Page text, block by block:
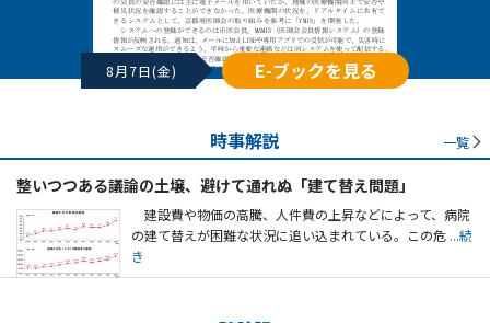
8月7日(金) E-ブックを見る
時事解説 一覧
整いつつある議論の土壌、避けて通れぬ「建て替え問題」
建設費や物価の高騰、人件費の上昇などによって、病院
の建て替えが困難な状況に追い込まれている。この危 ...続
き